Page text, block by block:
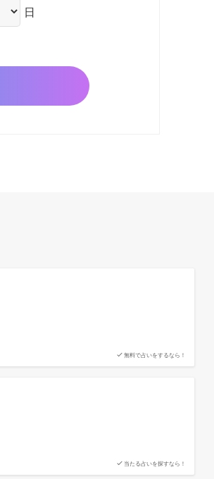
日
無料で占いをするなら！
当たる占いを探すなら！